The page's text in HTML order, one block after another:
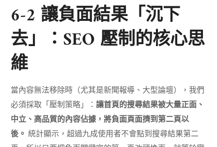
6-2 讓負面結果「沉下
去」：SEO 壓制的核心思
維
當內容無法移除時（尤其是新聞報導、大型論壇），我們
必須採取「壓制策略」：讓首頁的搜尋結果被大量正面、
中立、高品質的內容佔據，將負面頁面擠到第二頁以
後。 統計顯示，超過九成使用者不會點到搜尋結果第二